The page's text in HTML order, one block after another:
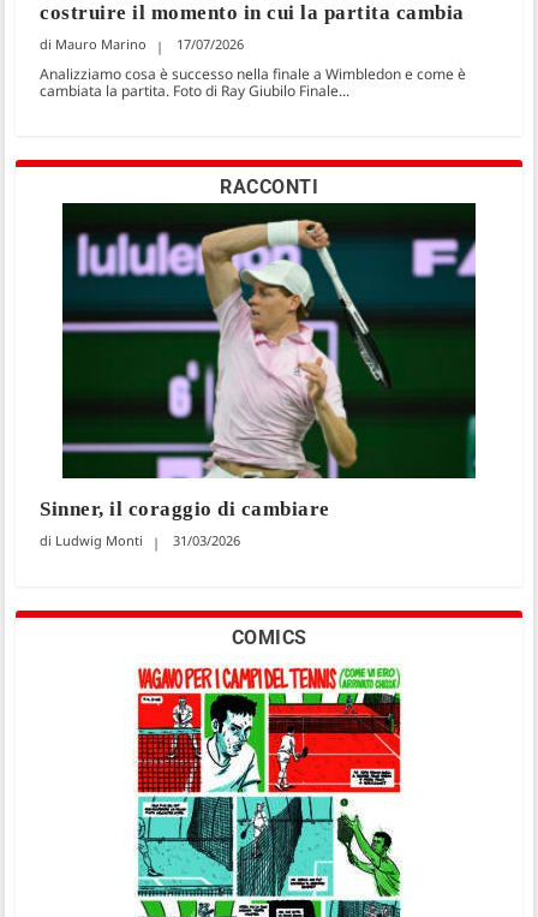
costruire il momento in cui la partita cambia
Mauro Marino 17/07/2026
Analizziamo cosa è successo nella finale a Wimbledon e come è
cambiata la partita. Foto di Ray Giubilo Finale...
RACCONTI
Sinner, il coraggio di cambiare
Ludwig Monti 31/03/2026
COMICS